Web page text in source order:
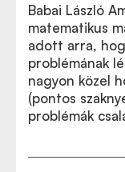
Babai László
matematikus
adott arra,
problémának
nagyon közel
(pontos
problémák